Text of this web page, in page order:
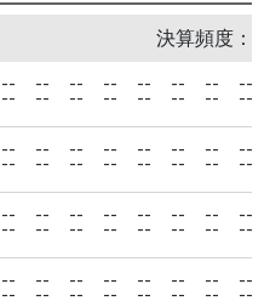
決算頻度：1
--
--
--
--
--
--
--
--
--
--
--
--
--
--
--
--
--
--
--
--
--
--
--
--
--
--
--
--
--
--
--
--
--
--
--
--
--
--
--
--
--
--
--
--
--
--
--
--
--
--
--
--
--
--
--
--
--
--
--
--
--
--
--
--